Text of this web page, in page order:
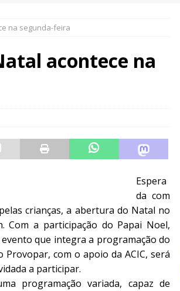
na segunda-feira
acontece na
Espera
da com
crianças, a abertura do Natal no
Com a participação do Papai Noel,
que integra a programação do
Provopar, com o apoio da ACIC, será
a participar.
programação variada, capaz de